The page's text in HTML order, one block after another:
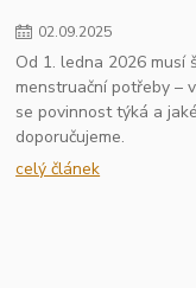
02.09.2025
Od 1. ledna 2026 musí
menstruační potřeby –
se povinnost týká a
doporučujeme.
celý článek